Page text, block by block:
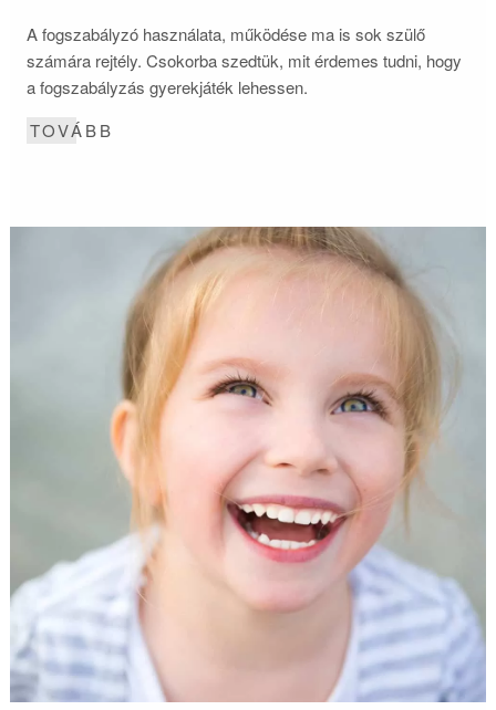
A fogszabályzó használata, működése ma is sok szülő
számára rejtély. Csokorba szedtük, mit érdemes tudni, hogy
a fogszabályzás gyerekjáték lehessen.
TOVÁBB